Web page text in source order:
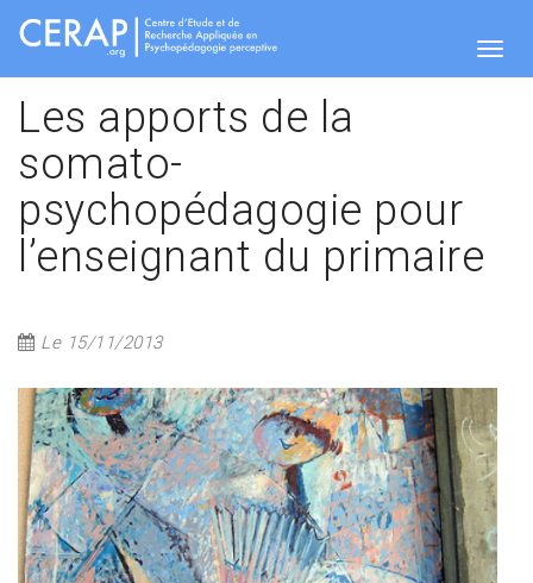
Aller
contenu
principal
Les apports de la
somato-
psychopédagogie pour
l’enseignant du primaire
Le 15/11/2013